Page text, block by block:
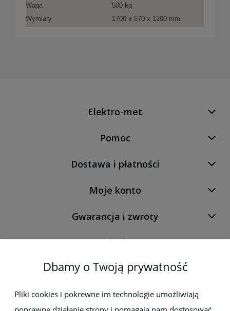
Waga
500 kg
Wymiary
1700 x 570 x 1200 mm
Elektro-met
Pomoc
Dostawa i płatności
Moje konto
Gwarancja i zwroty
O firmie
Newsletter
Dbamy o Twoją prywatność
Pliki cookies i pokrewne im technologie umożliwiają